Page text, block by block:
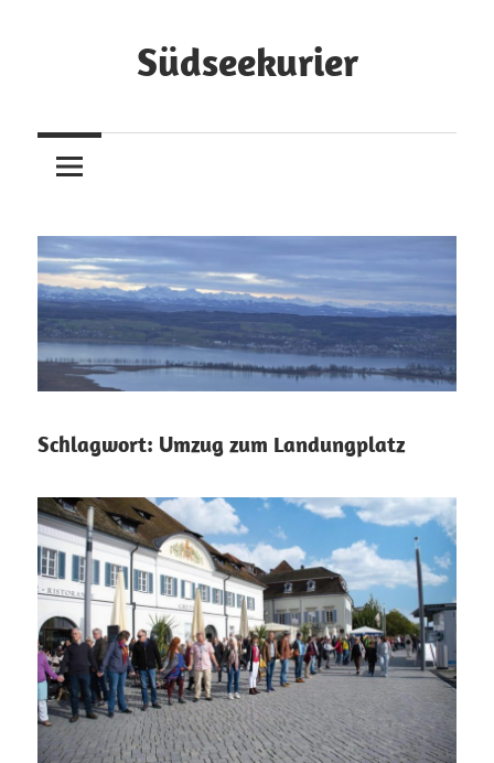
Südseekurier
Zeitung
und
Schlagwort: Umzug zum Landungplatz